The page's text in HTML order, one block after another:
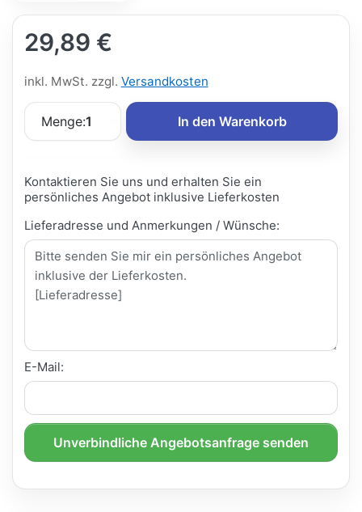
29,89 €
inkl. MwSt. zzgl. Versandkosten
Menge:1 In den Warenkorb
Kontaktieren Sie uns und erhalten Sie ein
persönliches Angebot inklusive Lieferkosten
Lieferadresse und Anmerkungen / Wünsche:
E-Mail:
Unverbindliche Angebotsanfrage senden